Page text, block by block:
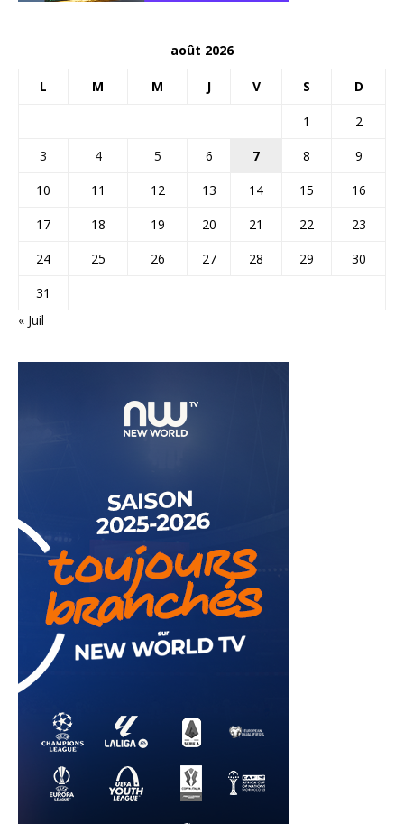
août 2026
L M M J V S D
1
2
3
4 5 6 7 8
9
10
11 12 13 14 15
16
17
18 19 20 21 22
23
24
25 26 27 28 29
30
31
« Juil